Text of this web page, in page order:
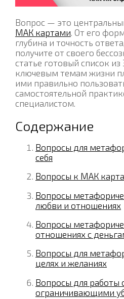
Вопрос — это
МАК картами. От его
глубина и точность
получите от своего
статье готовый список
ключевым темам жизни
ими правильно
самостоятельной
специалистом.
Содержание
Вопросы для
себя
Вопросы к МАК
Вопросы
любви и отношениях
Вопросы
отношениях с
Вопросы для
целях и желаниях
Вопросы для работы
ограничивающими